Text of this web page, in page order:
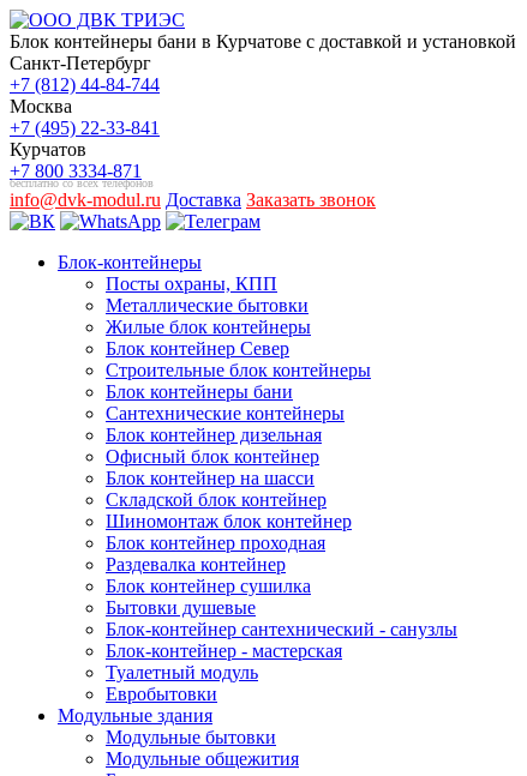
Блок контейнеры бани в Курчатове с доставкой и установкой
Санкт-Петербург
+7 (812) 44-84-744
Москва
+7 (495) 22-33-841
Курчатов
+7 800 3334-871
бесплатно со всех телефонов
info@dvk-modul.ru Доставка Заказать звонок
Блок-контейнеры
Посты охраны, КПП
Металлические бытовки
Жилые блок контейнеры
Блок контейнер Север
Строительные блок контейнеры
Блок контейнеры бани
Сантехнические контейнеры
Блок контейнер дизельная
Офисный блок контейнер
Блок контейнер на шасси
Складской блок контейнер
Шиномонтаж блок контейнер
Блок контейнер проходная
Раздевалка контейнер
Блок контейнер сушилка
Бытовки душевые
Блок-контейнер сантехнический - санузлы
Блок-контейнер - мастерская
Туалетный модуль
Евробытовки
Модульные здания
Модульные бытовки
Модульные общежития